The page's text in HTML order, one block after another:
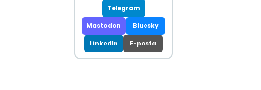
Telegram
Mastodon Bluesky
LinkedIn E-posta